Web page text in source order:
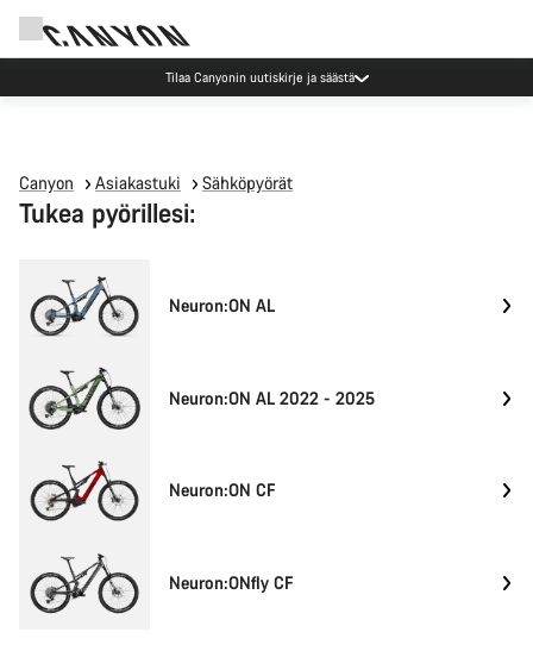
Tilaa Canyonin uutiskirje ja säästä
Canyon Asiakastuki Sähköpyörät
Tukea pyörillesi:
Neuron:ON AL
Neuron:ON AL 2022 - 2025
Neuron:ON CF
Neuron:ONfly CF